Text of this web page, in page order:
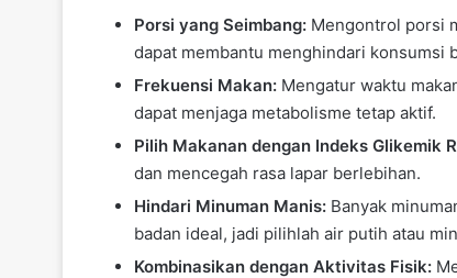
Porsi yang Seimbang: Mengontrol porsi
dapat membantu menghindari konsumsi
Frekuensi Makan: Mengatur waktu
dapat menjaga metabolisme tetap aktif.
Pilih Makanan dengan Indeks Glikemik
dan mencegah rasa lapar berlebihan.
Hindari Minuman Manis: Banyak
badan ideal, jadi pilihlah air putih atau
Kombinasikan dengan Aktivitas Fisik: